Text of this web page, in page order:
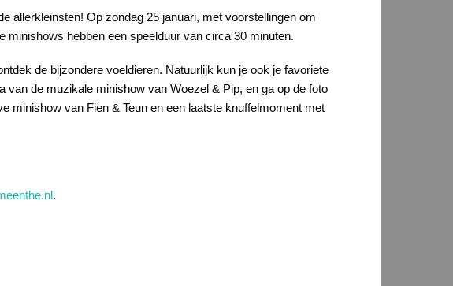
allerkleinsten! Op zondag 25 januari, met voorstellingen om
minishows hebben een speelduur van circa 30 minuten.
de bijzondere voeldieren. Natuurlijk kun je ook je favoriete
van de muzikale minishow van Woezel & Pip, en ga op de foto
minishow van Fien & Teun en een laatste knuffelmoment met
.